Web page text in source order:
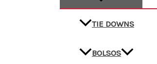
TIE DOWNS
BOLSOS